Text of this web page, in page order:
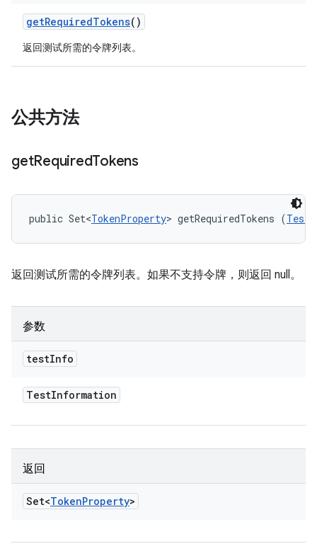
getRequiredTokens()
返回测试所需的令牌列表。
公共方法
getRequiredTokens
public Set<TokenProperty> getRequiredTokens (
返回测试所需的令牌列表。如果不支持令牌，则返回 null。
参数
testInfo
TestInformation
返回
Set<TokenProperty>